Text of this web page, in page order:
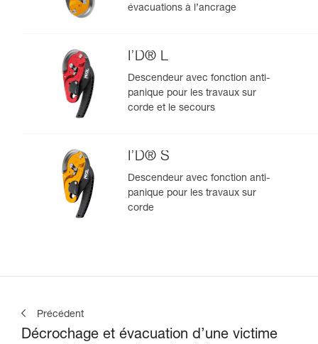
évacuations à l’ancrage
I’D® L
Descendeur avec fonction anti-
panique pour les travaux sur
corde et le secours
I’D® S
Descendeur avec fonction anti-
panique pour les travaux sur
corde
Précédent
Décrochage et évacuation d’une victime